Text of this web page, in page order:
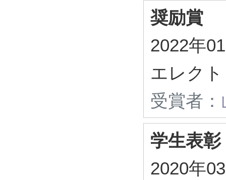
奨励賞
2022年
エレク
受賞者：
学生表彰
2020年